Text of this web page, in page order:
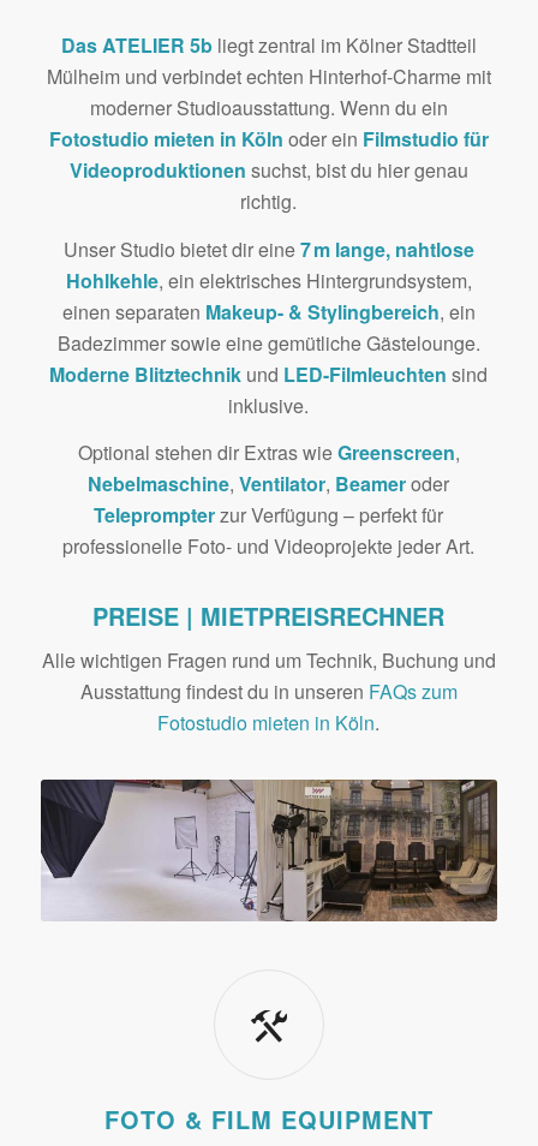
Das ATELIER 5bliegt zentral im Kölner Stadtteil
Mülheim und verbindet echten Hinterhof-Charme mit
moderner Studioausstattung. Wenn du ein
Fotostudio mieten in Köln oder ein Filmstudio für
Videoproduktionen suchst, bist du hier genau
richtig.
Unser Studio bietet dir eine7 m lange, nahtlose
Hohlkehle, ein elektrisches Hintergrundsystem,
einen separaten Makeup- & Stylingbereich, ein
Badezimmer sowie eine gemütliche Gästelounge.
Moderne Blitztechnik und LED-Filmleuchten sind
inklusive.
Optional stehen dir Extras wieGreenscreen,
Nebelmaschine,Ventilator, Beameroder
Teleprompterzur Verfügung – perfekt für
professionelle Foto- und Videoprojekte jeder Art.
PREISE | MIETPREISRECHNER
Alle wichtigen Fragen rund um Technik, Buchung und
Ausstattung findest du in unseren FAQs zum
Fotostudio mieten in Köln.
FOTO & FILM EQUIPMENT